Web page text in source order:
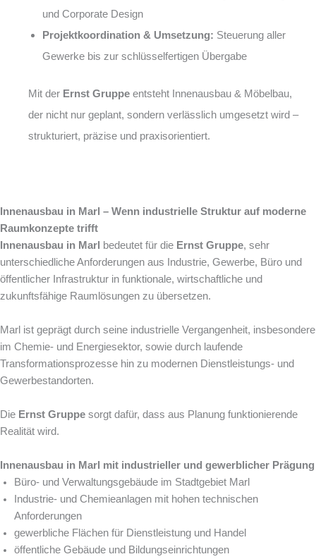
und Corporate Design
Projektkoordination & Umsetzung: Steuerung aller
Gewerke bis zur schlüsselfertigen Übergabe
Mit der Ernst Gruppe entsteht Innenausbau & Möbelbau,
der nicht nur geplant, sondern verlässlich umgesetzt wird –
strukturiert, präzise und praxisorientiert.
Innenausbau in Marl – Wenn industrielle Struktur auf moderne
Raumkonzepte trifft
Innenausbau in Marl
bedeutet für die Ernst Gruppe, sehr
unterschiedliche Anforderungen aus Industrie, Gewerbe, Büro und
öffentlicher Infrastruktur in funktionale, wirtschaftliche und
zukunftsfähige Raumlösungen zu übersetzen.
Marl ist geprägt durch seine industrielle Vergangenheit, insbesondere
im Chemie- und Energiesektor, sowie durch laufende
Transformationsprozesse hin zu modernen Dienstleistungs- und
Gewerbestandorten.
Die Ernst Gruppe sorgt dafür, dass aus Planung funktionierende
Realität wird.
Innenausbau in Marl mit industrieller und gewerblicher Prägung
Büro- und Verwaltungsgebäude im Stadtgebiet Marl
Industrie- und Chemieanlagen mit hohen technischen
Anforderungen
gewerbliche Flächen für Dienstleistung und Handel
öffentliche Gebäude und Bildungseinrichtungen